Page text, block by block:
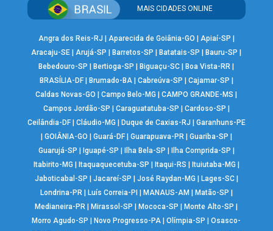
MAIS CIDADES ONLINE
Angra dos Reis-RJ | Aparecida de Goiânia-GO | Apiaí-SP |
Aracaju-SE | Arujá-SP |Barretos-SP |Batatais-SP |Bauru-SP |
Bebedouro-SP |Bertioga-SP |Biguaçu-SC |Boa Vista-RR |
BRASÍLIA-DF| Brumado-BA| Cabreúva-SP | Cajamar-SP |
Caldas Novas-GO |Campo Belo-MG |CAMPO GRANDE-MS |
Campos Jordão-SP | Caraguatatuba-SP | Cardoso-SP |
Ceilândia-DF| Cláudio-MG | Duque de Caxias-RJ | Garanhuns-PE
| GOIÂNIA-GO | Guará-DF| Guarapuava-PR | Guariba-SP |
Guarujá-SP | Iguapé-SP | Ilha Bela-SP | Ilha Comprida-SP |
Itabirito-MG | Itaquaquecetuba-SP | Itaqui-RS | Ituiutaba-MG |
Jaboticabal-SP | Jacareí-SP | José Raydan-MG | Lages-SC|
Londrina-PR | Luís Correia-PI | MANAUS-AM | Matão-SP |
Medianeira-PR |Mirassol-SP |Mococa-SP |Monte Alto-SP |
Morro Agudo-SP |Novo Progresso-PA |Olímpia-SP |Osasco-